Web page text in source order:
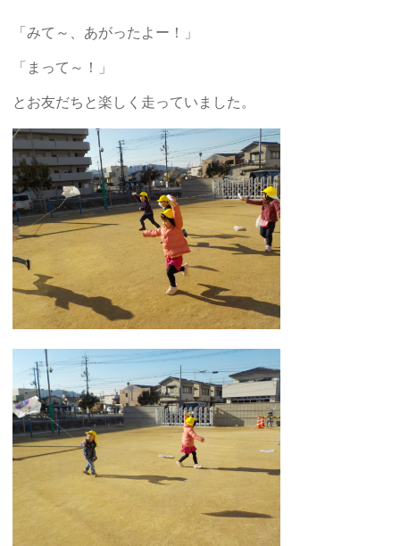
「みて～、あがったよー！」
「まって～！」
とお友だちと楽しく走っていました。